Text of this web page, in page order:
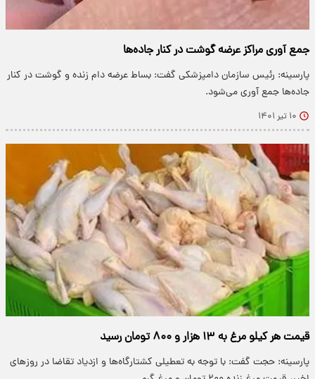
جمع آوری مراکز عرضه گوشت در کنار جاده‌ها
پارسینه: رئیس سازمان دامپزشکی گفت: بساط عرضه دام زنده و گوشت در کنار
جاده‌ها جمع آوری می‌شود.
۱۰ تیر ۱۴۰۱
قیمت هر کیلو مرغ به ۱۳ هزار و ۸۰۰ تومان رسید
پارسینه: حجت گفت: با توجه به تعطیلی کشتارگاه‌ها و ازدیاد تقاضا در روز‌های